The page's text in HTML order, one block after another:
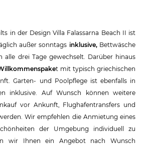
in der Design Villa Falassarna Beach II ist
außer sonntags inklusive,Bettwäsche
alle drei Tage gewechselt. Darüber hinaus
t mit typisch griechischen
Garten- und Poolpflege ist ebenfalls in
inklusive. Auf Wunsch können weitere
vor Ankunft, Flughafentransfers und
Wir empfehlen die Anmietung eines
der Umgebung individuell zu
wir Ihnen ein Angebot nach Wunsch